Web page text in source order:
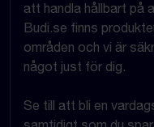
att handla hållbart på
Budi.se finns
områden och vi är
något just för dig.
Se till att bli en